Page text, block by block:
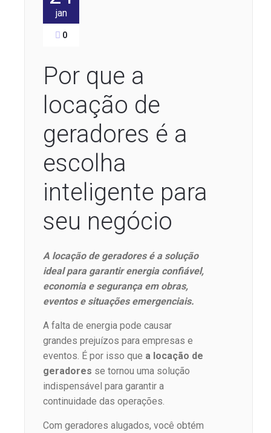
jan
0
Por que a
locação de
geradores é a
escolha
inteligente para
seu negócio
A locação de geradores é a solução
ideal para garantir energia confiável,
economia e segurança em obras,
eventos e situações emergenciais.
A falta de energia pode causar
grandes prejuízos para empresas e
eventos. É por isso que a locação de
geradores se tornou uma solução
indispensável para garantir a
continuidade das operações.
Com geradores alugados, você obtém